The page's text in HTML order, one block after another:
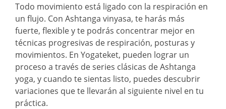
Todo movimiento está ligado con la respiración en
un flujo. Con Ashtanga vinyasa, te harás más
fuerte, flexible y te podrás concentrar mejor en
técnicas progresivas de respiración, posturas y
movimientos. En Yogateket, pueden lograr un
proceso a través de series clásicas de Ashtanga
yoga, y cuando te sientas listo, puedes descubrir
variaciones que te llevarán al siguiente nivel en tu
práctica.